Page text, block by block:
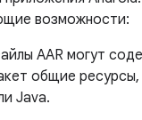
возможности:
AAR могут
общие
Java.